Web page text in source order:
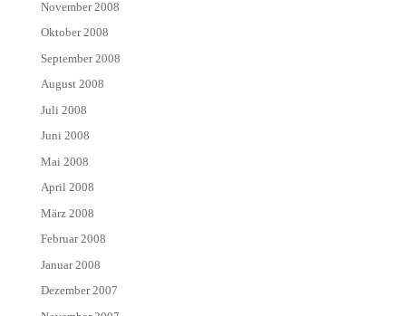
November 2008
Oktober 2008
September 2008
August 2008
Juli 2008
Juni 2008
Mai 2008
April 2008
März 2008
Februar 2008
Januar 2008
Dezember 2007